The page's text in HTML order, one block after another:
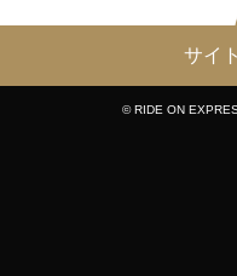
サイ
© RIDE ON